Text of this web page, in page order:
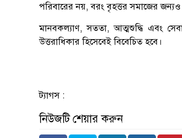
পরিবারের নয়, বরং বৃহত্তর সমাজের
মানবকল্যাণ, সততা, আত্মশুদ্ধি এবং
উত্তরাধিকার হিসেবেই বিবেচিত হবে।
ট্যাগস :
নিউজটি শেয়ার করুন